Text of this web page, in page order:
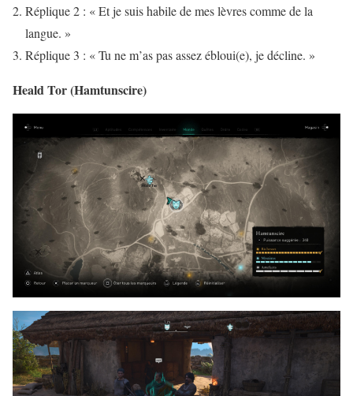
Réplique 2 : « Et je suis habile de mes lèvres comme de la
langue. »
Réplique 3 : « Tu ne m’as pas assez ébloui(e), je décline. »
Heald Tor (Hamtunscire)